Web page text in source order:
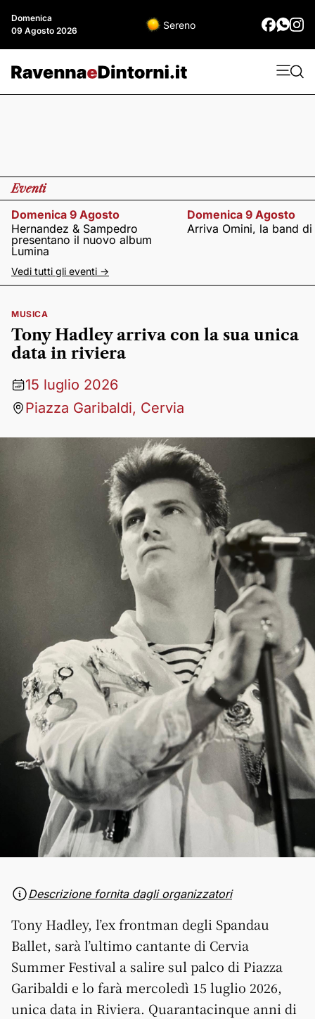
Domenica
09 Agosto 2026
Sereno
Eventi
Domenica 9 Agosto
Hernandez & Sampedro
presentano il nuovo album
Lumina
Domenica 9 Agosto
Arriva Omini, la band
Vedi tutti gli eventi ->
MUSICA
Tony Hadley arriva con la sua unica
data in riviera
15 luglio 2026
Piazza Garibaldi, Cervia
Descrizione fornita dagli organizzatori
Tony Hadley, l’ex frontman degli Spandau
Ballet, sarà l’ultimo cantante di Cervia
Summer Festival a salire sul palco di Piazza
Garibaldi e lo farà mercoledì 15 luglio 2026,
unica data in Riviera. Quarantacinque anni di